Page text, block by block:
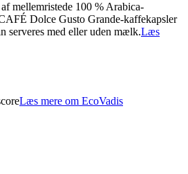
mellemristede 100 % Arabica-
Dolce Gusto Grande-kaffekapsler
serveres med eller uden mælk.Læs
Læs mere om EcoVadis